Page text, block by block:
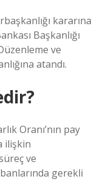
kararına
Başkanlığı
ve
atandı.
Oranı’nın pay
ilişkin
ve
gerekli